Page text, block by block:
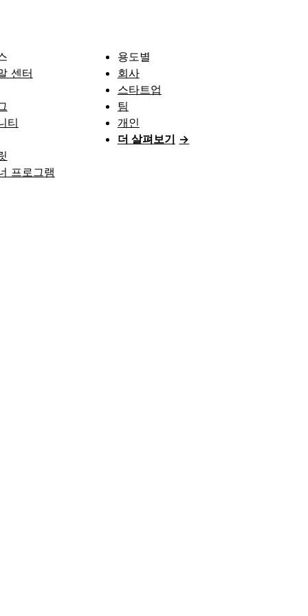
센터
티
프로그램
용도별
회사
스타트업
팀
개인
더 살펴보기 →